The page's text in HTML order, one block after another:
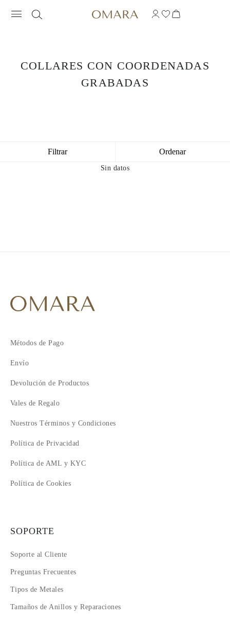
COLLARES CON COORDENADAS
GRABADAS
Filtrar Ordenar
Sin datos
Métodos de Pago
Envío
Devolución de Productos
Vales de Regalo
Nuestros Términos y Condiciones
Política de Privacidad
Política de AML y KYC
Política de Cookies
SOPORTE
Soporte al Cliente
Preguntas Frecuentes
Tipos de Metales
Tamaños de Anillos y Reparaciones